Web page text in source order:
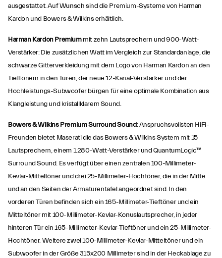
ausgestattet. Auf Wunsch sind die Premium-Systeme von Harman
Kardon und Bowers & Wilkins erhältlich.
Harman Kardon Premiummit zehn Lautsprechern und 900-Watt-
Verstärker: Die zusätzlichen Watt im Vergleich zur Standardanlage, die
schwarze Gitterverkleidung mit dem Logo von Harman Kardon an den
Tieftönern in den Türen, der neue 12-Kanal-Verstärker und der
Hochleistungs-Subwoofer bürgen für eine optimale Kombination aus
Klangleistung und kristallklarem Sound.
Bowers & Wilkins Premium Surround Sound:Anspruchsvollsten HiFi-
Freunden bietet Maserati die das Bowers & Wilkins System mit 15
Lautsprechern, einem 1.280-Watt-Verstärker und QuantumLogic™
Surround Sound. Es verfügt über einen zentralen 100-Millimeter-
Kevlar-Mitteltöner und drei 25-Millimeter-Hochtöner, die in der Mitte
und an den Seiten der Armaturentafel angeordnet sind. In den
vorderen Türen befinden sich ein 165-Millimeter-Tieftöner und ein
Mitteltöner mit 100-Millimeter-Kevlar-Konuslautsprecher, in jeder
hinteren Tür ein 165-Millimeter-Kevlar-Tieftöner und ein 25-Millimeter-
Hochtöner. Weitere zwei 100-Millimeter-Kevlar-Mitteltöner und ein
Subwoofer in der Größe 315x200 Millimeter sind in der Heckablage zu